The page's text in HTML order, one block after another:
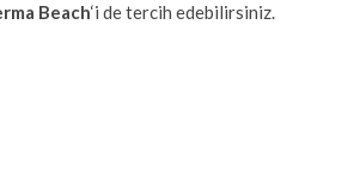
Beach‘i de tercih edebilirsiniz.